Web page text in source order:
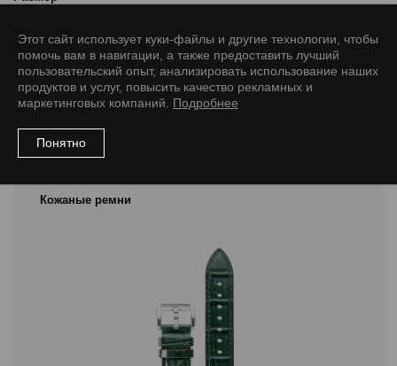
Рекомендуемые товары
Кожаные ремни
Этот сайт использует куки-файлы и другие технологии, чтобы
помочь вам в навигации, а также предоставить лучший
пользовательский опыт, анализировать использование наших
продуктов и услуг, повысить качество рекламных и
маркетинговых компаний. Подробнее
Понятно